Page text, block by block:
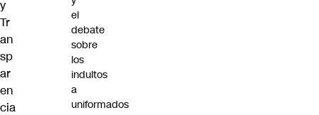
y
Tr
an
sp
ar
en
cia
el
debate
sobre
los
indultos
a
uniformados